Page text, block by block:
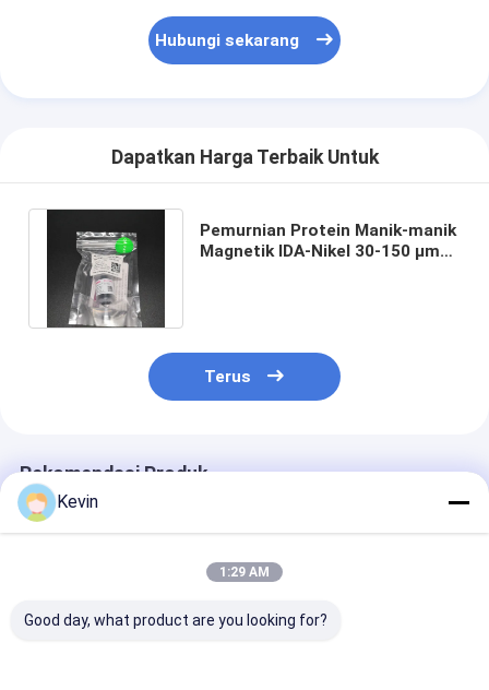
Hubungi sekarang
Dapatkan Harga Terbaik Untuk
Pemurnian Protein Manik-manik
Magnetik IDA-Nikel 30-150 μm
Terus
Rekomendasi Produk
Kevin
1:29 AM
Good day, what product are you looking for?